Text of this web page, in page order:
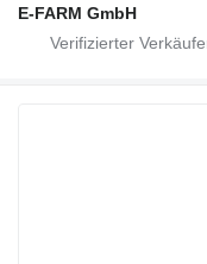
E-FARM GmbH